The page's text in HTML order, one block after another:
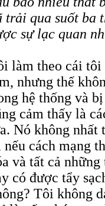
trải qua suốt ba
sự lạc quan
làm theo cái
nhưng thế
hệ thống và
cảm thấy là
Nó không nhất
nếu cách mạng
và tất cả
có được tẩy
Tôi không